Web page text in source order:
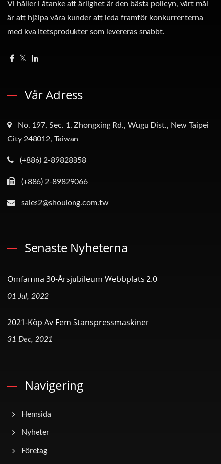
Vi håller i åtanke att ärlighet är den bästa policyn, vårt mål
är att hjälpa våra kunder att leda framför konkurrenterna
med kvalitetsprodukter som levereras snabbt.
Vår Adress
No. 197, Sec. 1, Zhongxing Rd., Wugu Dist., New Taipei
City 248012, Taiwan
(+886) 2-89828858
(+886) 2-89829066
sales2@shoulong.com.tw
Senaste Nyheterna
Omfamna 30-Årsjubileum Webbplats 2.0
01 Jul, 2022
2021-Köp Av Fem Stanspressmaskiner
31 Dec, 2021
Navigering
Hemsida
Nyheter
Företag